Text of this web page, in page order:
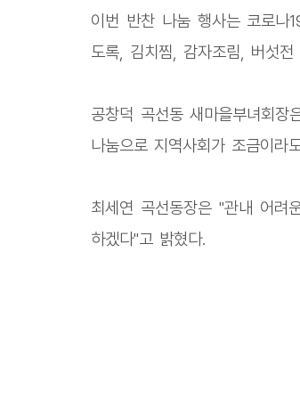
이번 반찬 나눔 행사는 코로나
도록, 김치찜, 감자조림, 버섯
공창덕 곡선동 새마을부녀회
나눔으로 지역사회가 조금이라
최세연 곡선동장은 "관내 어려
하겠다"고 밝혔다.